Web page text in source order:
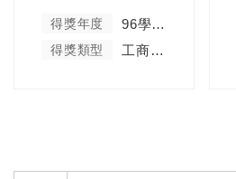
得獎年度 96學年度
得獎類型 工商菁英類